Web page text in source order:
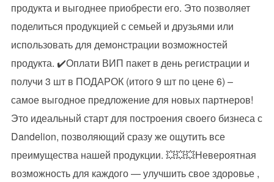
продукта и выгоднее приобрести его. Это позволяет
поделиться продукцией с семьей и друзьями или
использовать для демонстрации возможностей
продукта. ✔️Оплати ВИП пакет в день регистрации и
получи 3 шт в ПОДАРОК (итого 9 шт по цене 6) –
самое выгодное предложение для новых партнеров!
Это идеальный старт для построения своего бизнеса с
Dandelion, позволяющий сразу же ощутить все
преимущества нашей продукции. 💥💥💥Невероятная
возможность для каждого — улучшить свое здоровье ,